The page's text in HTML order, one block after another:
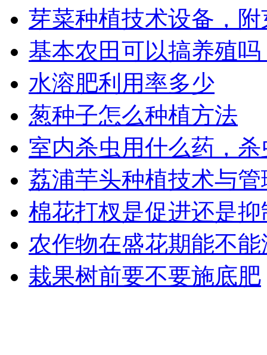
芽菜种植技术设备，
基本农田可以搞养殖
水溶肥利用率多少
葱种子怎么种植方法
室内杀虫用什么药，
荔浦芋头种植技术与
棉花打杈是促进还是
农作物在盛花期能不能
栽果树前要不要施底肥